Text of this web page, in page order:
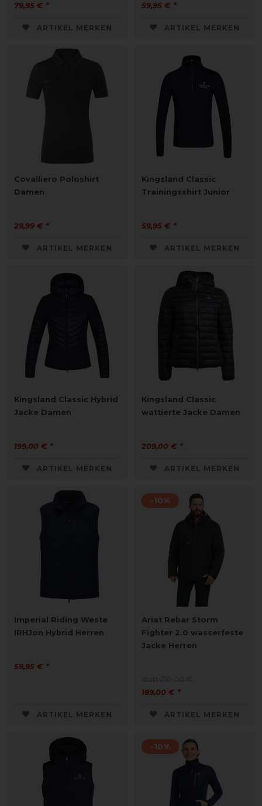
79,95 € *
ARTIKEL MERKEN
59,95 € *
ARTIKEL MERKEN
Covalliero Poloshirt
Damen
29,99 € *
ARTIKEL MERKEN
Kingsland Classic
Trainingsshirt Junior
59,95 € *
ARTIKEL MERKEN
Kingsland Classic Hybrid
Jacke Damen
199,00 € *
ARTIKEL MERKEN
Kingsland Classic
wattierte Jacke Damen
209,00 € *
ARTIKEL MERKEN
Imperial Riding Weste
IRHJon Hybrid Herren
59,95 € *
ARTIKEL MERKEN
-10%
Ariat Rebar Storm
Fighter 2.0 wasserfeste
Jacke Herren
189,00 € *
ARTIKEL MERKEN
-10%